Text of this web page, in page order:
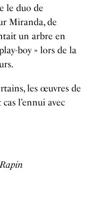
le duo de
Miranda, de
un arbre en
boy » lors de la
les œuvres de
l’ennui avec